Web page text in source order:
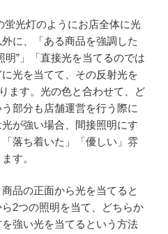
蛍光灯のようにお店全体に光
に、「ある商品を強調した
明”」「直接光を当てるのでは
光を当てて、その反射光を
ます。光の色と合わせて、ど
部分も店舗運営を行う際に
が強い場合、間接照明にす
落ち着いた」「優しい」雰
す。
品の正面から光を当てると
2つの照明を当て、どちらか
強い光を当てるという方法